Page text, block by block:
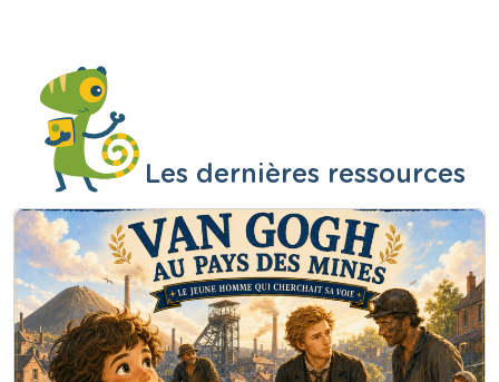
Les dernières ressources